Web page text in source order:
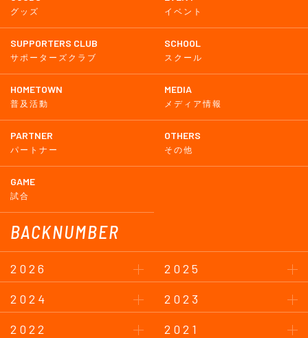
グッズ イベント
SUPPORTERS CLUB
サポーターズクラブ
SCHOOL
スクール
HOMETOWN
普及活動
MEDIA
メディア情報
PARTNER
パートナー
OTHERS
その他
GAME
試合
BACKNUMBER
2026
2025
2024
2023
2022
2021